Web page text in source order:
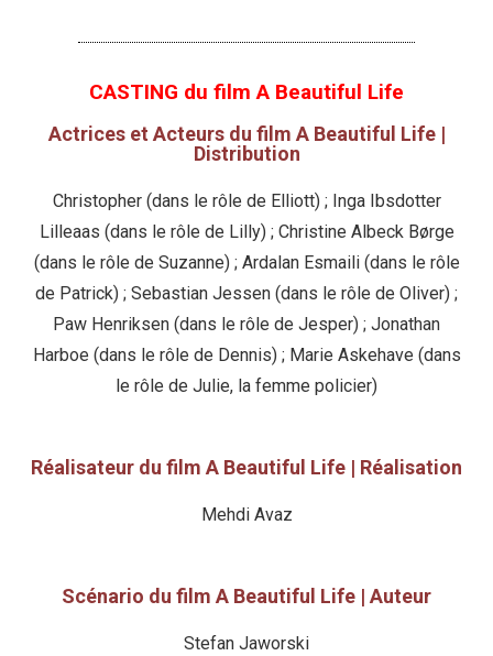
CASTING du film A Beautiful Life
Actrices et Acteurs du film A Beautiful Life |
Distribution
Christopher (dans le rôle de Elliott) ; Inga Ibsdotter
Lilleaas (dans le rôle de Lilly) ; Christine Albeck Børge
(dans le rôle de Suzanne) ; Ardalan Esmaili (dans le rôle
de Patrick) ; Sebastian Jessen (dans le rôle de Oliver) ;
Paw Henriksen (dans le rôle de Jesper) ; Jonathan
Harboe (dans le rôle de Dennis) ; Marie Askehave (dans
le rôle de Julie, la femme policier)
Réalisateur du film A Beautiful Life | Réalisation
Mehdi Avaz
Scénario du film A Beautiful Life | Auteur
Stefan Jaworski